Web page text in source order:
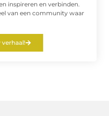
inspireren en verbinden.
van een community waar
verhaal!